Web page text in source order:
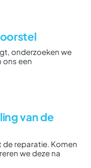
onderzoeken we
ons een
van de
de reparatie. Komen
we deze na